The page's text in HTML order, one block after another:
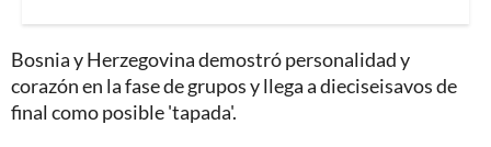
Bosnia y Herzegovina demostró personalidad y
corazón en la fase de grupos y llega a dieciseisavos de
final como posible 'tapada'.